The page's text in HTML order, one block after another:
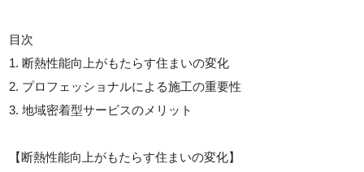
目次
1. 断熱性能向上がもたらす住まいの変化
2. プロフェッショナルによる施工の重要性
3. 地域密着型サービスのメリット
【断熱性能向上がもたらす住まいの変化】